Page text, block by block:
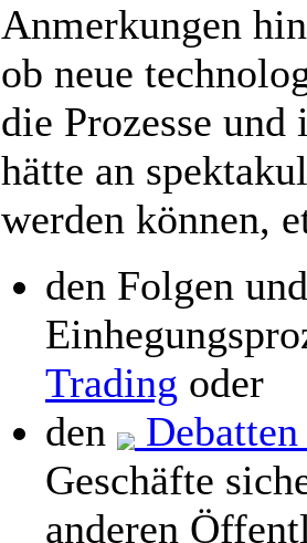
Anmerkungen
ob neue
die Prozesse
hätte an
werden können,
den Folgen
Trading oder
den
Geschäfte
anderen